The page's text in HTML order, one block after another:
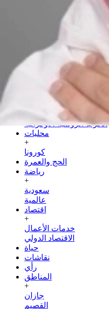
الحرب الروسية الأوكرانية
محليات
+
كورونا
الحج والعمرة
رياضة
+
سعودية
عالمية
اقتصاد
+
خدمات الأعمال
الاقتصاد الدولي
حياة
نقاشات
رأي
المناطق
+
جازان
القصيم